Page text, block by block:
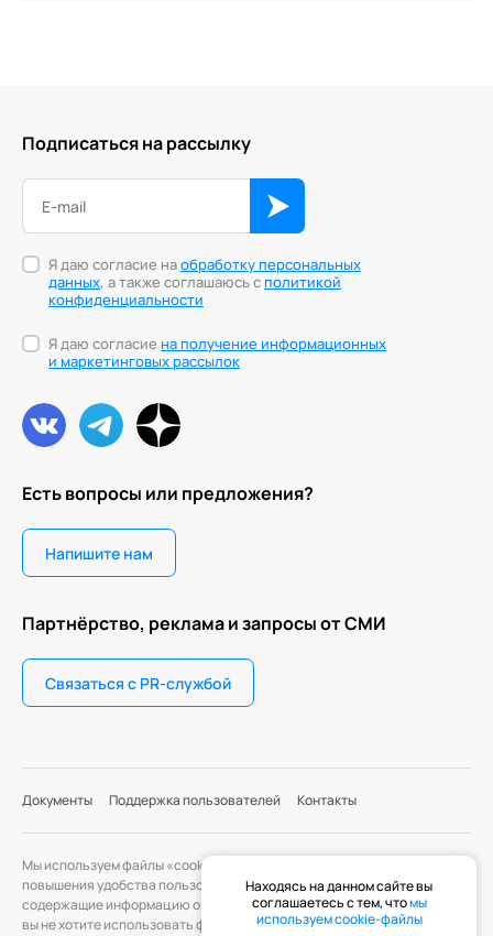
Есть вопросы или предложения?
Напишите нам
Партнёрство, реклама и запросы от СМИ
Связаться с PR-службой
Подписаться на рассылку
Я даю согласие наобработку персональных
данных, а также соглашаюсь сполитикой
конфиденциальности
Я даю согласие на получение информационных
и маркетинговых рассылок
Документы Поддержка пользователей Контакты
Мы используем файлы «cookie» с целью персонализации сервисов и
повышения удобства пользования веб-сайтом. «Cookie» — файлы,
содержащие информацию о предыдущих посещениях веб-сайта. Если
вы не хотите использовать файлы «cookie», измените настройки
Находясь на данном сайте вы
соглашаетесь с тем, чтомы
используем cookie-файлы